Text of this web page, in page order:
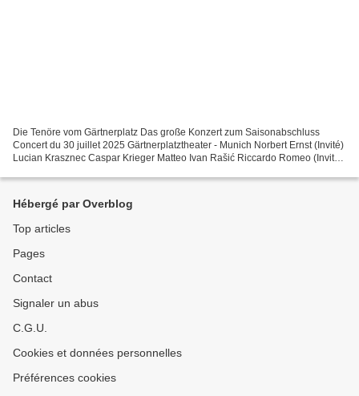
Die Tenöre vom Gärtnerplatz Das große Konzert zum Saisonabschluss
Concert du 30 juillet 2025 Gärtnerplatztheater - Munich Norbert Ernst (Invité)
Lucian Krasznec Caspar Krieger Matteo Ivan Rašić Riccardo Romeo (Invité)
Hébergé par Overblog
Top articles
Pages
Contact
Signaler un abus
C.G.U.
Cookies et données personnelles
Préférences cookies